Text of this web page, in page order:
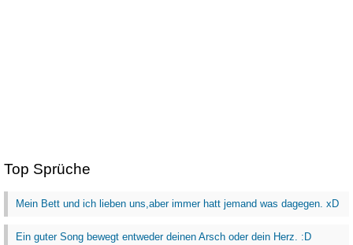
Top Sprüche
Mein Bett und ich lieben uns,aber immer hatt jemand was dagegen. xD
Ein guter Song bewegt entweder deinen Arsch oder dein Herz. :D